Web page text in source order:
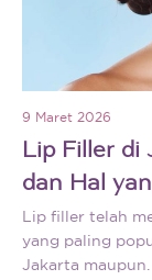
9 Maret 2026
Lip Filler di
dan Hal
Lip filler telah
yang paling
Jakarta maupun.